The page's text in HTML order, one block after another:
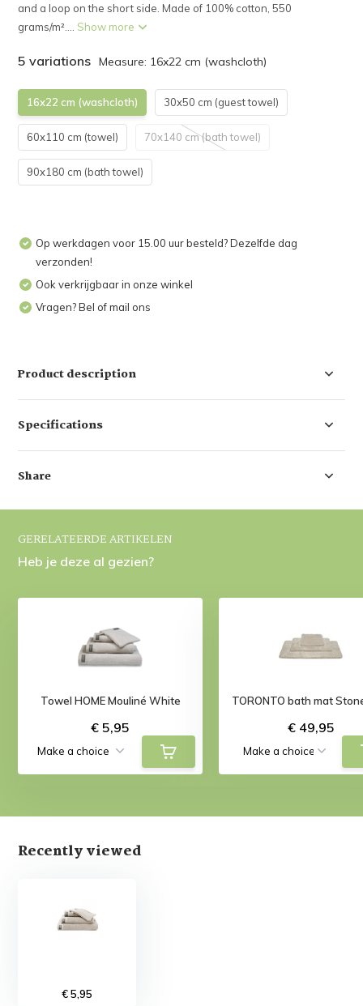
and a loop on the short side. Made of 100% cotton, 550
grams/m².... Show more
5 variations Measure: 16x22 cm (washcloth)
16x22 cm (washcloth) 30x50 cm (guest towel)
60x110 cm (towel) 70x140 cm (bath towel)
90x180 cm (bath towel)
Op werkdagen voor 15.00 uur besteld? Dezelfde dag
verzonden!
Ook verkrijgbaar in onze winkel
Vragen? Bel of mail ons
Product description
Specifications
Share
GERELATEERDE ARTIKELEN
Heb je deze al gezien?
Towel HOME Mouliné White
€ 5,95
TORONTO bath mat
€ 49,95
Recently viewed
€ 5,95